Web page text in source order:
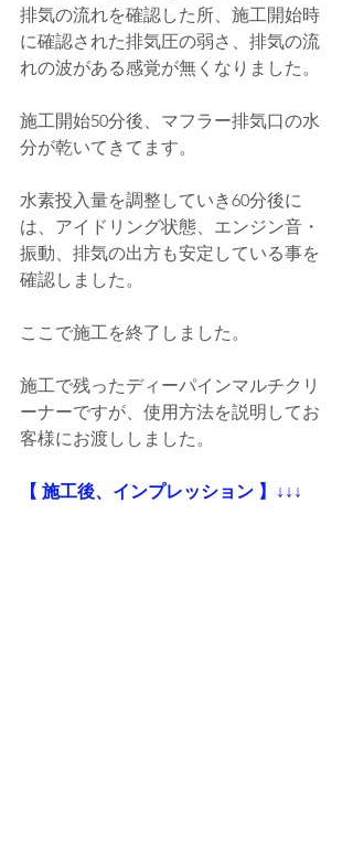
排気の流れを確認した所、施工開始時
に確認された排気圧の弱さ、排気の流
れの波がある感覚が無くなりました。
施工開始50分後、マフラー排気口の水
分が乾いてきてます。
水素投入量を調整していき60分後に
は、アイドリング状態、エンジン音・
振動、排気の出方も安定している事を
確認しました。
ここで施工を終了しました。
施工で残ったディーパインマルチクリ
ーナーですが、使用方法を説明してお
客様にお渡ししました。
【 施工後、インプレッション 】↓↓↓